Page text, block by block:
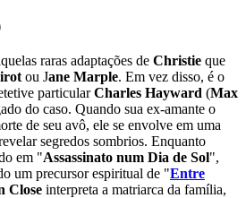
raras adaptações de Christie que
ou Jane Marple. Em vez disso, é o
particularCharles Hayward (Max
do caso. Quando sua ex-amante o
de seu avô, ele se envolve em uma
segredos sombrios. Enquanto
em "Assassinato num Dia de Sol",
um precursor espiritual de "Entre
Close interpreta a matriarca da família,